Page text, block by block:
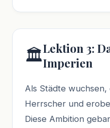
🏛️Lektion 3:
Imperien
Als Städte
Herrscher und
Diese Ambition